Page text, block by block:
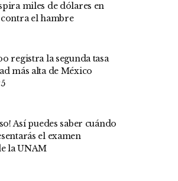
miles de dólares en
el hambre
registra la segunda tasa
más alta de México
Así puedes saber cuándo
el examen
la UNAM